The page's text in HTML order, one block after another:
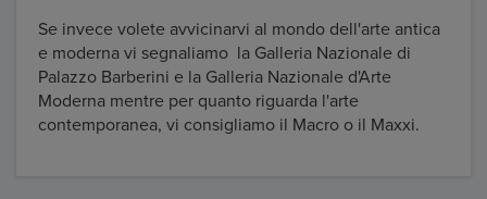
Se invece volete avvicinarvi al mondo dell'arte antica
e moderna vi segnaliamo la Galleria Nazionale di
Palazzo Barberini e la Galleria Nazionale d'Arte
Moderna mentre per quanto riguarda l'arte
contemporanea, vi consigliamo il Macro o il Maxxi.